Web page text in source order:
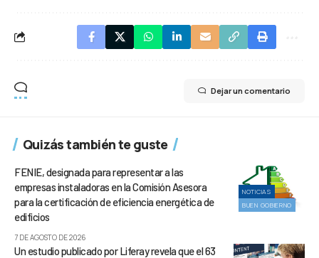
Dejar un comentario
Quizás también te guste
NOTICIAS
BUEN GOBIERNO
FENIE, designada para representar a las
empresas instaladoras en la Comisión Asesora
para la certificación de eficiencia energética de
edificios
7 DE AGOSTO DE 2026
Un estudio publicado por Liferay revela que el 63